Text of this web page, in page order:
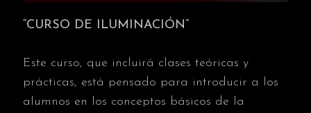
“CURSO DE ILUMINACIÓN”
Este curso, que incluirá clases teóricas y
prácticas, está pensado para introducir a los
alumnos en los conceptos básicos de la